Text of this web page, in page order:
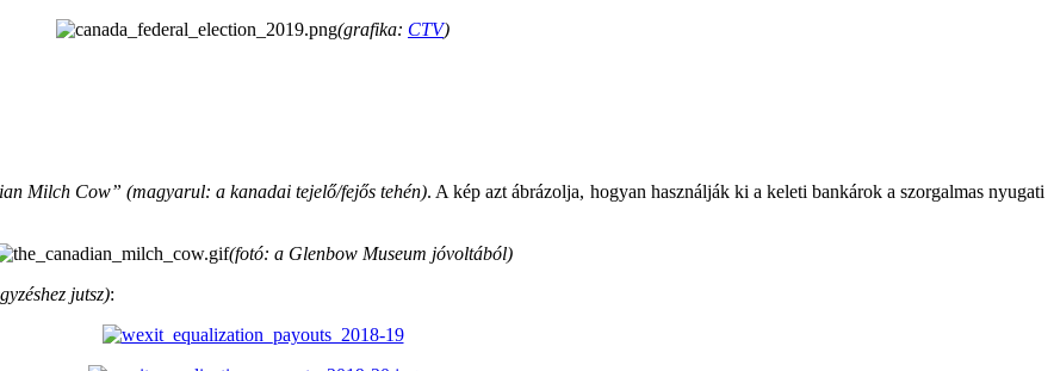
(grafika: CTV)
Milch Cow” (magyarul: a kanadai tejelő/fejős tehén). A kép azt ábrázolja, hogyan használják ki a keleti bankárok a szorgalmas nyugati
(fotó: a Glenbow Museum jóvoltából)
jutsz):